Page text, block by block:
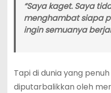
“Saya kaget. Saya
menghambat siapa
ingin semuanya
Tapi di dunia yang
diputarbalikkan oleh